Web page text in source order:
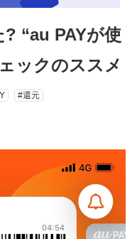
“au PAYが使
ックのススメ
#還元